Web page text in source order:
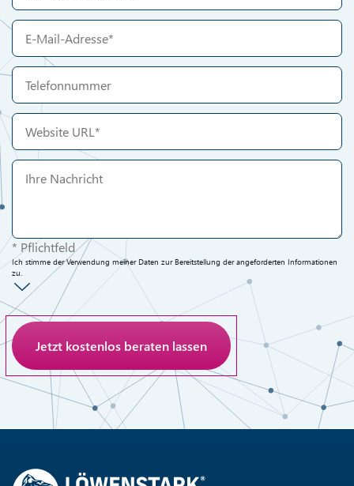
* Pflichtfeld
Ich stimme der Verwendung meiner Daten zur Bereitstellung der angeforderten Informationen
zu.
Anti-Roboter-Verifizierung
Hier klicken